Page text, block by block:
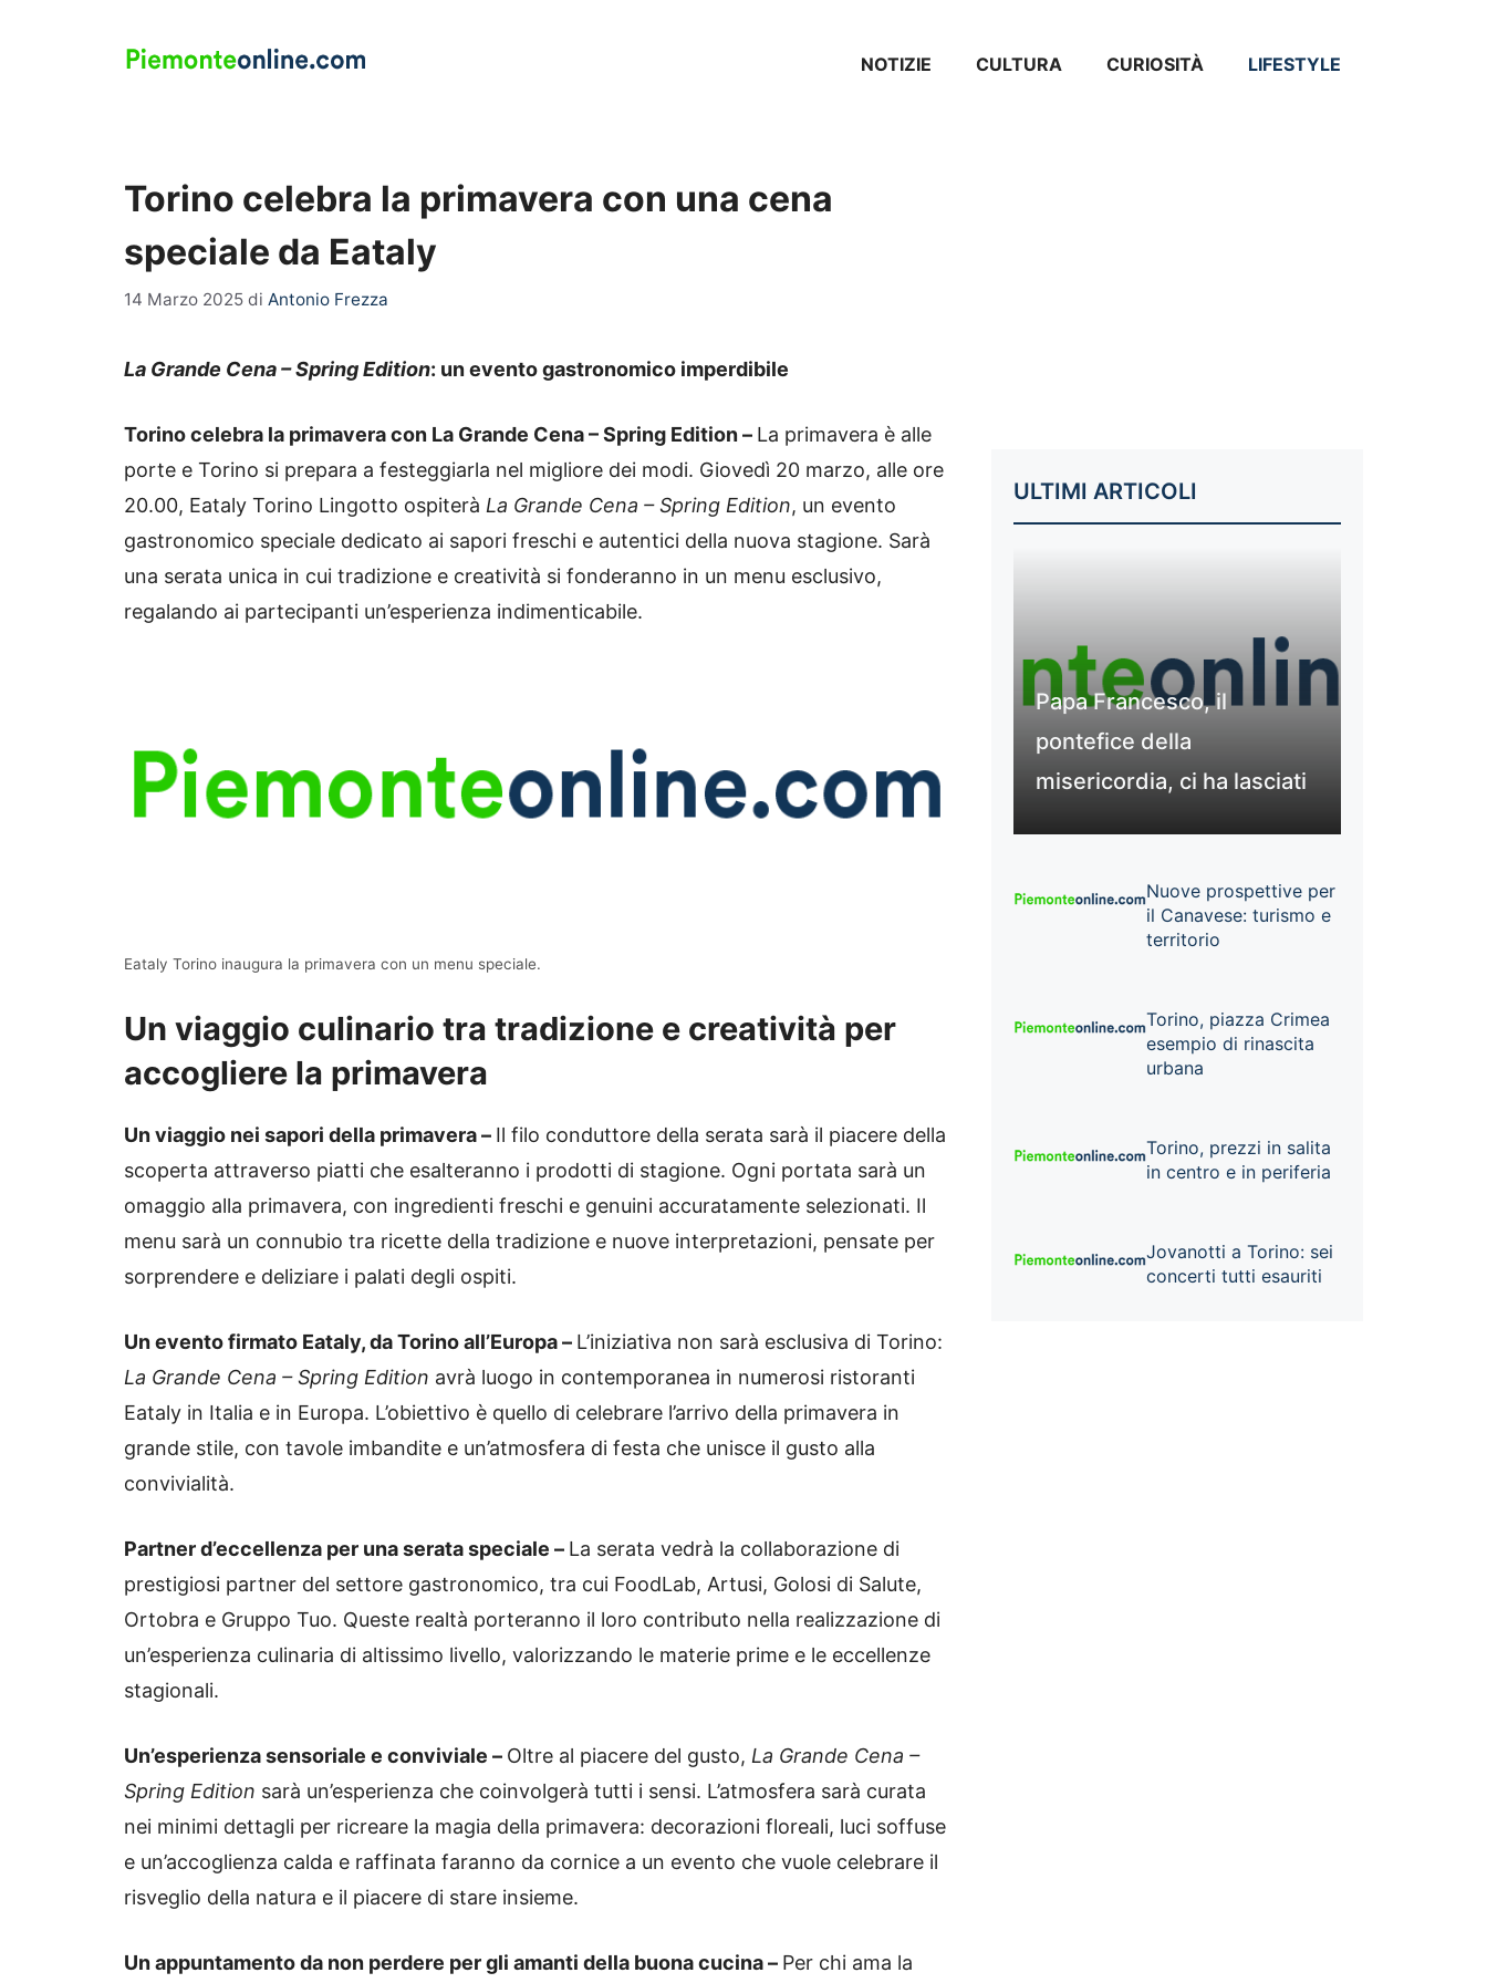
NOTIZIE CULTURA CURIOSITÀ LIFESTYLE
Torino celebra la primavera con una cena
speciale da Eataly
14 Marzo 2025 di Antonio Frezza
La Grande Cena – Spring Edition: un evento gastronomico imperdibile
Torino celebra la primavera con La Grande Cena – Spring Edition – La primavera è alle
porte e Torino si prepara a festeggiarla nel migliore dei modi. Giovedì 20 marzo, alle ore
20.00, Eataly Torino Lingotto ospiterà La Grande Cena – Spring Edition, un evento
gastronomico speciale dedicato ai sapori freschi e autentici della nuova stagione. Sarà
una serata unica in cui tradizione e creatività si fonderanno in un menu esclusivo,
regalando ai partecipanti un’esperienza indimenticabile.
Eataly Torino inaugura la primavera con un menu speciale.
Un viaggio culinario tra tradizione e creatività per
accogliere la primavera
Un viaggio nei sapori della primavera – Il filo conduttore della serata sarà il piacere della
scoperta attraverso piatti che esalteranno i prodotti di stagione. Ogni portata sarà un
omaggio alla primavera, con ingredienti freschi e genuini accuratamente selezionati. Il
menu sarà un connubio tra ricette della tradizione e nuove interpretazioni, pensate per
sorprendere e deliziare i palati degli ospiti.
Un evento firmato Eataly, da Torino all’Europa – L’iniziativa non sarà esclusiva di Torino:
La Grande Cena – Spring Edition avrà luogo in contemporanea in numerosi ristoranti
Eataly in Italia e in Europa. L’obiettivo è quello di celebrare l’arrivo della primavera in
grande stile, con tavole imbandite e un’atmosfera di festa che unisce il gusto alla
convivialità.
Partner d’eccellenza per una serata speciale – La serata vedrà la collaborazione di
prestigiosi partner del settore gastronomico, tra cui FoodLab, Artusi, Golosi di Salute,
Ortobra e Gruppo Tuo. Queste realtà porteranno il loro contributo nella realizzazione di
un’esperienza culinaria di altissimo livello, valorizzando le materie prime e le eccellenze
stagionali.
Un’esperienza sensoriale e conviviale – Oltre al piacere del gusto, La Grande Cena –
Spring Edition sarà un’esperienza che coinvolgerà tutti i sensi. L’atmosfera sarà curata
nei minimi dettagli per ricreare la magia della primavera: decorazioni floreali, luci soffuse
e un’accoglienza calda e raffinata faranno da cornice a un evento che vuole celebrare il
risveglio della natura e il piacere di stare insieme.
Un appuntamento da non perdere per gli amanti della buona cucina – Per chi ama la
ULTIMI ARTICOLI
Papa Francesco, il
pontefice della
misericordia, ci ha lasciati
Nuove prospettive per
il Canavese: turismo e
territorio
Torino, piazza Crimea
esempio di rinascita
urbana
Torino, prezzi in salita
in centro e in periferia
Jovanotti a Torino: sei
concerti tutti esauriti